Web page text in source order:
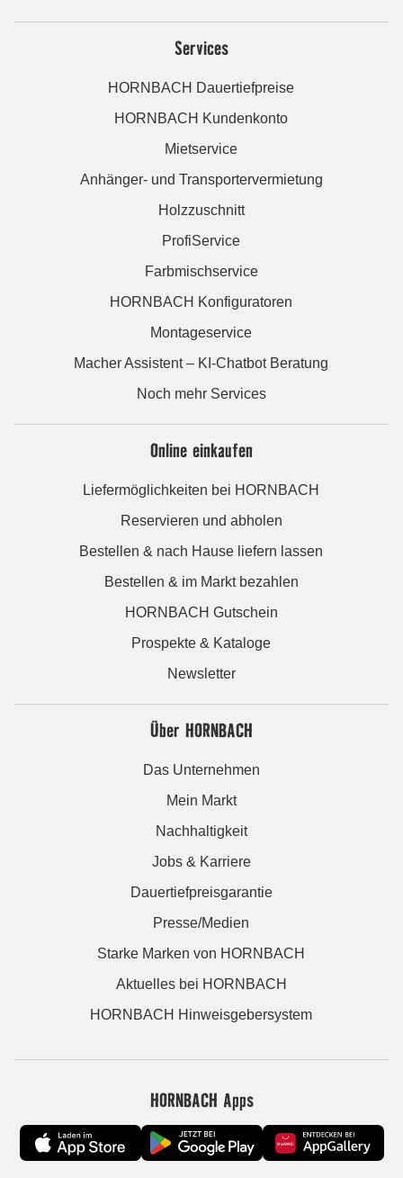
Services
HORNBACH Dauertiefpreise
HORNBACH Kundenkonto
Mietservice
Anhänger- und Transportervermietung
Holzzuschnitt
ProfiService
Farbmischservice
HORNBACH Konfiguratoren
Montageservice
Macher Assistent – KI-Chatbot Beratung
Noch mehr Services
Online einkaufen
Liefermöglichkeiten bei HORNBACH
Reservieren und abholen
Bestellen & nach Hause liefern lassen
Bestellen & im Markt bezahlen
HORNBACH Gutschein
Prospekte & Kataloge
Newsletter
Über HORNBACH
Das Unternehmen
Mein Markt
Nachhaltigkeit
Jobs & Karriere
Dauertiefpreisgarantie
Presse/Medien
Starke Marken von HORNBACH
Aktuelles bei HORNBACH
HORNBACH Hinweisgebersystem
HORNBACH Apps